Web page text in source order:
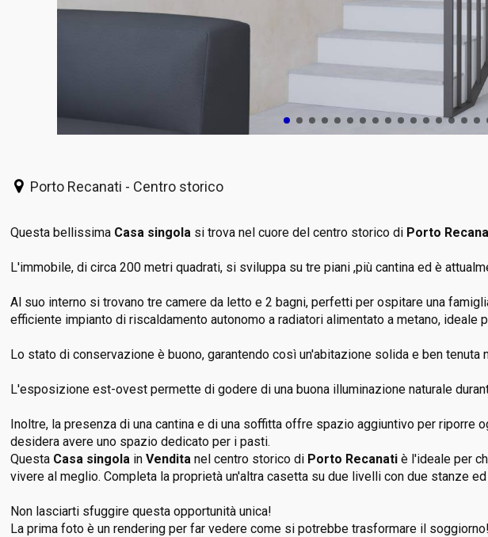
Porto Recanati - Centro storico
Questa bellissima Casa singola si trova nel cuore del centro storico di Porto
L'immobile, di circa 200 metri quadrati, si sviluppa su tre piani ,più cantina ed è
Al suo interno si trovano tre camere da letto e 2 bagni, perfetti per ospitare una
efficiente impianto di riscaldamento autonomo a radiatori alimentato a metano,
Lo stato di conservazione è buono, garantendo così un'abitazione solida e ben tenuta
L'esposizione est-ovest permette di godere di una buona illuminazione naturale
Inoltre, la presenza di una cantina e di una soffitta offre spazio aggiuntivo per
desidera avere uno spazio dedicato per i pasti.
Questa Casa singola inVendita nel centro storico di Porto Recanati è l'ideale per
vivere al meglio. Completa la proprietà un'altra casetta su due livelli con due stanze
Non lasciarti sfuggire questa opportunità unica!
La prima foto è un rendering per far vedere come si potrebbe trasformare il